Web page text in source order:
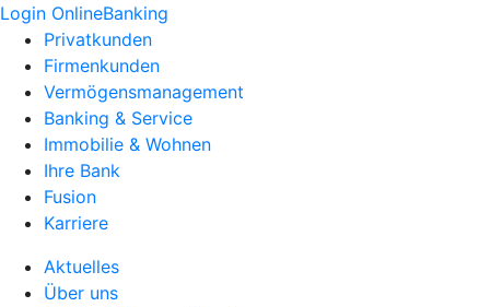
Login OnlineBanking
Privatkunden
Firmenkunden
Vermögensmanagement
Banking & Service
Immobilie & Wohnen
Ihre Bank
Fusion
Karriere
Aktuelles
Über uns